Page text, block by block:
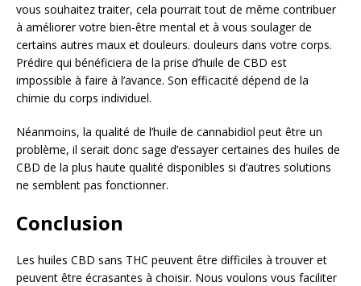
vous souhaitez traiter, cela pourrait tout de même contribuer
à améliorer votre bien-être mental et à vous soulager de
certains autres maux et douleurs. douleurs dans votre corps.
Prédire qui bénéficiera de la prise d’huile de CBD est
impossible à faire à l’avance. Son efficacité dépend de la
chimie du corps individuel.
Néanmoins, la qualité de l’huile de cannabidiol peut être un
problème, il serait donc sage d’essayer certaines des huiles de
CBD de la plus haute qualité disponibles si d’autres solutions
ne semblent pas fonctionner.
Conclusion
Les huiles CBD sans THC peuvent être difficiles à trouver et
peuvent être écrasantes à choisir. Nous voulons vous faciliter